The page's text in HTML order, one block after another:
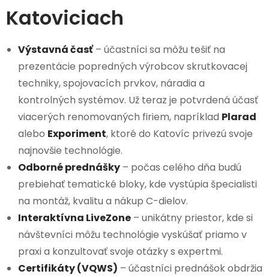
Katoviciach
Výstavná časť– účastníci sa môžu tešiť na
prezentácie popredných výrobcov skrutkovacej
techniky, spojovacích prvkov, náradia a
kontrolných systémov. Už teraz je potvrdená účasť
viacerých renomovaných firiem, napríklad Plarad
alebo Exporiment, ktoré do Katovíc privezú svoje
najnovšie technológie.
Odborné prednášky – počas celého dňa budú
prebiehať tematické bloky, kde vystúpia špecialisti
na montáž, kvalitu a nákup C-dielov.
Interaktívna LiveZone – unikátny priestor, kde si
návštevníci môžu technológie vyskúšať priamo v
praxi a konzultovať svoje otázky s expertmi.
Certifikáty (VQWS) – účastníci prednášok obdržia